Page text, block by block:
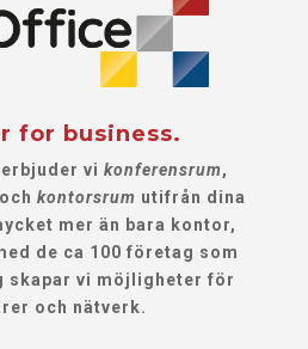
for business.
vi konferensrum,
kontorsrum utifrån dina
mer än bara kontor,
de ca 100 företag som
skapar vi möjligheter för
och nätverk.